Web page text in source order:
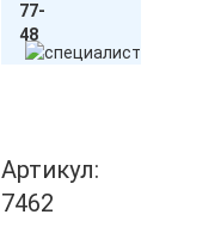
77-
48
Артикул:
7462